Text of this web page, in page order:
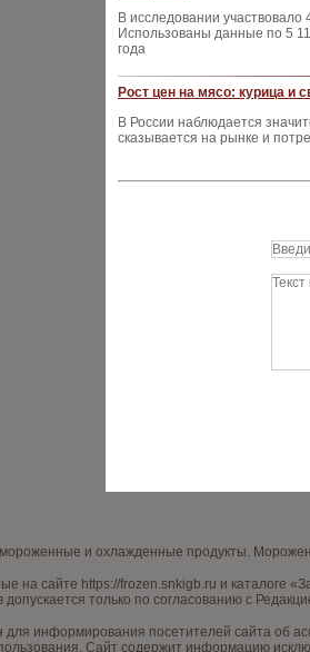
В исследовании
Использованы данные по 5
года
Рост цен на мясо: курица и
В России наблюдается
сказывается на рынке и
и охлажденные продукты.
на сайте https://frozen.snkigb.ru и каталоге
только по согласованию с
информирования посетителей сайта об
Сайт содержит информацию